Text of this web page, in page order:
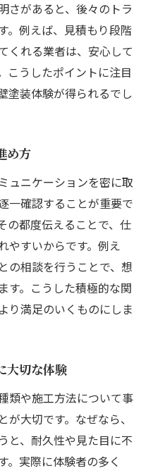
さがあると、後々のトラ
。例えば、見積もり段階
くれる業者は、安心して
こうしたポイントに注目
塗装体験が得られるでし
め方
ュニケーションを密に取
一確認することが重要で
の都度伝えることで、仕
やすいからです。例え
の相談を行うことで、想
す。こうした積極的な関
り満足のいくものにしま
大切な体験
類や施工方法について事
大切です。なぜなら、
と、耐久性や見た目に不
。実際に体験者の多く